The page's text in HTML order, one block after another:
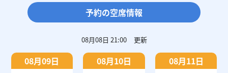
予約の空席情報
08月08日 21:00 更新
08月09日 08月10日 08月11日